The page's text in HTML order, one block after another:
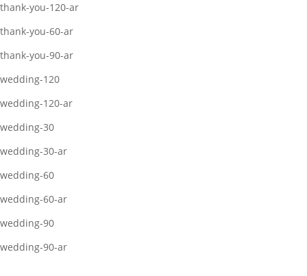
thank-you-120-ar
thank-you-60-ar
thank-you-90-ar
wedding-120
wedding-120-ar
wedding-30
wedding-30-ar
wedding-60
wedding-60-ar
wedding-90
wedding-90-ar